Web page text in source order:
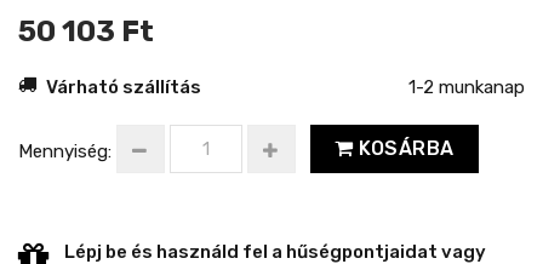
50 103 Ft
Várható szállítás 1-2 munkanap
Mennyiség: KOSÁRBA
Lépj be és használd fel a hűségpontjaidat vagy